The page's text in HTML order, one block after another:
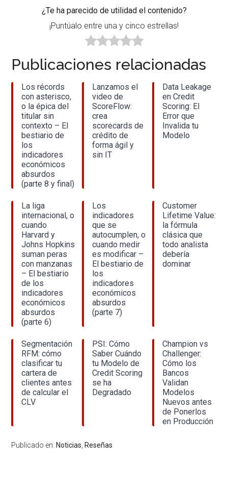
¿Te ha parecido de utilidad el contenido?
¡Puntúalo entre una y cinco estrellas!
Publicaciones relacionadas
Los récords
con asterisco,
o la épica del
titular sin
contexto – El
bestiario de
los
indicadores
económicos
absurdos
(parte 8 y final)
Lanzamos el
video de
ScoreFlow:
crea
scorecards de
crédito de
forma ágil y
sin IT
Data Leakage
en Credit
Scoring: El
Error que
Invalida tu
Modelo
La liga
internacional, o
cuando
Harvard y
Johns Hopkins
suman peras
con manzanas
– El bestiario
de los
indicadores
económicos
absurdos
(parte 6)
Los
indicadores
que se
autocumplen, o
cuando medir
es modificar –
El bestiario de
los
indicadores
económicos
absurdos
(parte 7)
Customer
Lifetime Value:
la fórmula
clásica que
todo analista
debería
dominar
Segmentación
RFM: cómo
clasificar tu
cartera de
clientes antes
de calcular el
CLV
PSI: Cómo
Saber Cuándo
tu Modelo de
Credit Scoring
se ha
Degradado
Champion vs
Challenger:
Cómo los
Bancos
Validan
Modelos
Nuevos antes
de Ponerlos
en Producción
Publicado en: Noticias Reseñas